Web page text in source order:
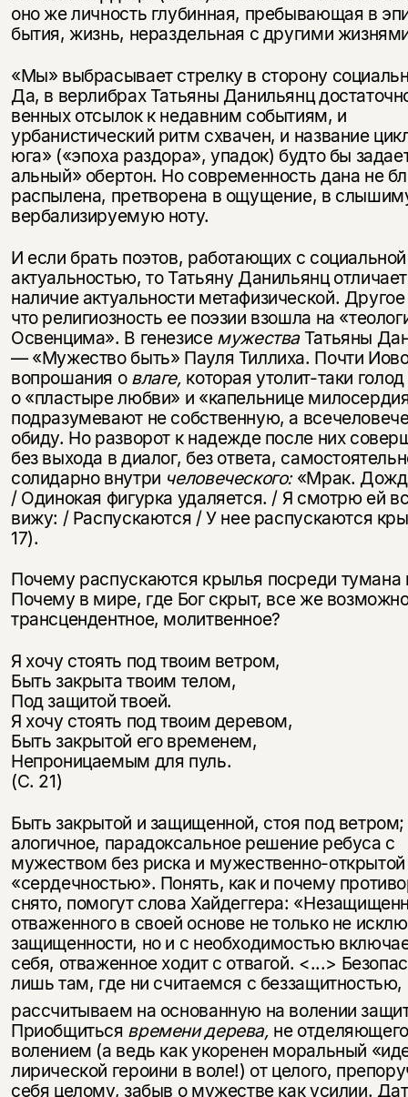
оно же личность глубинная, пребываю­щая в
бытия, жизнь, нераз­дельная с другими
«Мы» выбрасывает стрелку в сто­рону
Да, в верлибрах Татьяны Данильянц
венных отсылок к недавним событиям, и
урбанистический ритм схвачен, и на­звание
юга» («эпоха раз­дора», упадок) будто бы
альный» обертон. Но современность дана не
распылена, претво­рена в ощущение, в
вербализируемую ноту.
И если брать поэтов, работающих с социальной
актуальностью, то Тать­яну Данильянц
наличие актуальности метафизической.
что религиозность ее поэ­зии взошла на
Освенцима». В генезисе мужества Татьяны
— «Мужество быть» Пауля Тиллиха. Почти
вопрошания о влаге, которая утолит-таки
о «пластыре любви» и «капель­нице
подразумевают не собственную, а
обиду. Но разворот к надежде после них
без выхода в диалог, без ответа,
солидарно внутри человеческого:«Мрак.
/ Одинокая фигурка удаляет­ся. / Я смотрю ей
вижу: / Рас­пускаются / У нее распускаются
17).
Почему распускаются крылья по­среди тумана
Почему в мире, где Бог скрыт, все же
трансцендентное, молитвенное?
Я хочу стоять под твоим ветром,
Быть закрыта твоим телом,
Под защитой твоей.
Я хочу стоять под твоим деревом,
Быть закрытой его временем,
Непроницаемым для пуль.
(С. 21)
Быть закрытой и защищенной, стоя под
алогичное, парадок­сальное решение ребуса с
мужеством без риска и мужественно-открытой
«сердечностью». Понять, как и почему
снято, помогут слова Хайдеггера:
от­важенного в своей основе не только не
защищенности, но и с не­обходимостью
себя, от­важенное ходит с отвагой. <...>
лишь там, где ни считаемся с беззащитностью,
рассчитываем на основанную на волении
Приобщиться времени дерева, не
волением (а ведь как укоренен моральный
лириче­ской героини в воле!) от целого,
себя целому, забыв о мужестве как усилии.
Раз в неделю мы отправляем рассылку
о книгах и событиях «НЛО».
За подписку дарим промокод на
Я соглашаюсь с Политикой конфиденциальности
подписаться
Этой книги временно
Вы можете подписаться на
уведомления, и при поступлении книги
на склад получить письмо на указанный
электронный адрес.
Я соглашаюсь с Политикой конфиденциальности
не предназначена для
несовершеннолетних
Скажите, пожалуйста,
вам уже исполнилось 18 лет?
да
нет, вернуться назад